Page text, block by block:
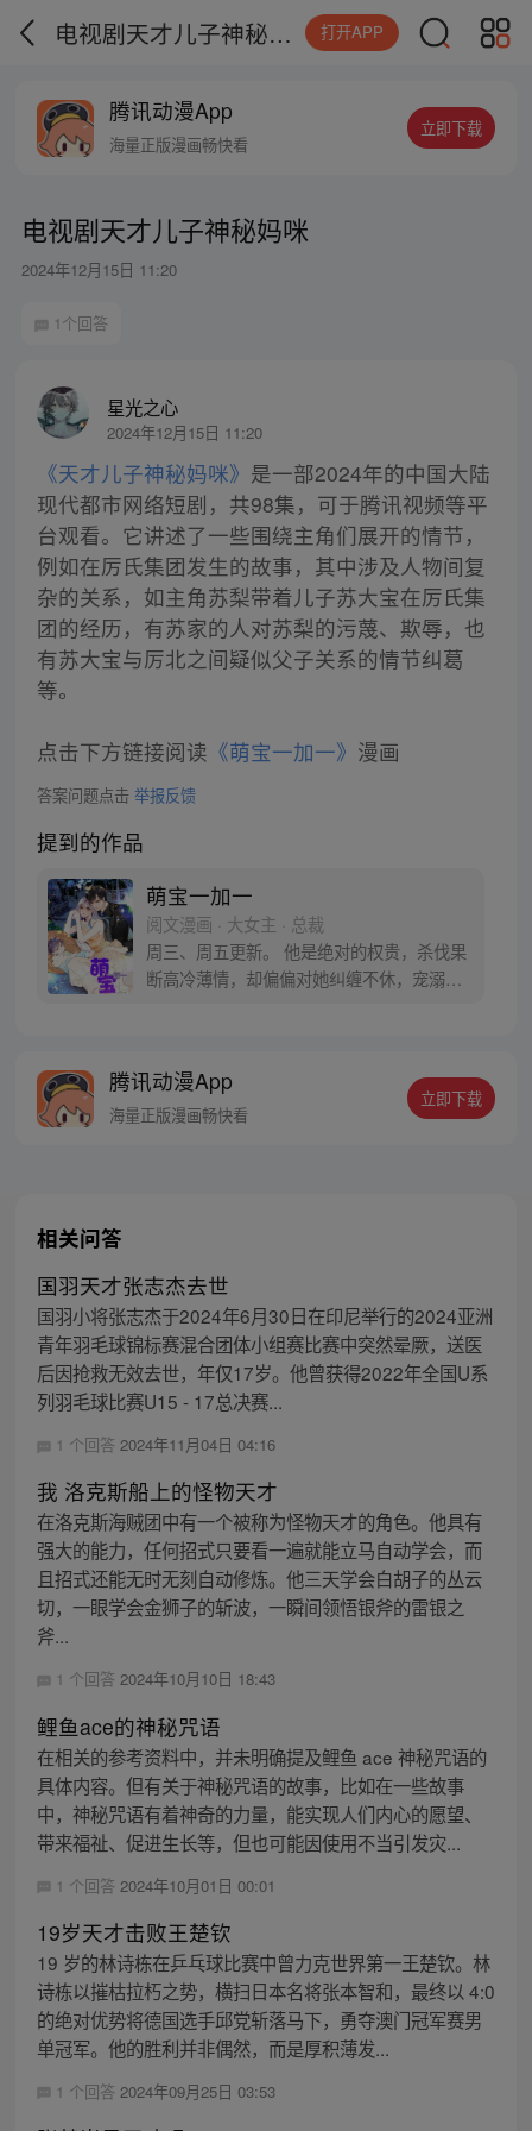
电视剧天才儿子神秘妈咪 打开APP
腾讯动漫App
海量正版漫画畅快看
立即下载
电视剧天才儿子神秘妈咪
2024年12月15日 11:20
1个回答
星光之心
2024年12月15日 11:20
《天才儿子神秘妈咪》 是一部2024年的中国大陆
现代都市网络短剧，共98集，可于腾讯视频等平
台观看。它讲述了一些围绕主角们展开的情节，
例如在厉氏集团发生的故事，其中涉及人物间复
杂的关系，如主角苏梨带着儿子苏大宝在厉氏集
团的经历，有苏家的人对苏梨的污蔑、欺辱，也
有苏大宝与厉北之间疑似父子关系的情节纠葛
等。
点击下方链接阅读 《萌宝一加一》 漫画
答案问题点击 举报反馈
提到的作品
萌宝一加一
阅文漫画 · 大女主 · 总裁
周三、周五更新。 他是绝对的权贵，杀伐果
断高冷薄情，却偏偏对她纠缠不休，宠溺不
先生，你有完没完？” 男人扬唇，笑得深沉
魅惑，“二胎没生，当然没完。”
腾讯动漫App
海量正版漫画畅快看
立即下载
相关问答
国羽天才张志杰去世
国羽小将张志杰于2024年6月30日在印尼举行的2024亚洲
青年羽毛球锦标赛混合团体小组赛比赛中突然晕厥，送医
后因抢救无效去世，年仅17岁。他曾获得2022年全国U系
列羽毛球比赛U15 - 17总决赛...
1 个回答 2024年11月04日 04:16
我 洛克斯船上的怪物天才
在洛克斯海贼团中有一个被称为怪物天才的角色。他具有
强大的能力，任何招式只要看一遍就能立马自动学会，而
且招式还能无时无刻自动修炼。他三天学会白胡子的丛云
切，一眼学会金狮子的斩波，一瞬间领悟银斧的雷银之
斧...
1 个回答 2024年10月10日 18:43
鲤鱼ace的神秘咒语
在相关的参考资料中，并未明确提及鲤鱼 ace 神秘咒语的
具体内容。但有关于神秘咒语的故事，比如在一些故事
中，神秘咒语有着神奇的力量，能实现人们内心的愿望、
带来福祉、促进生长等，但也可能因使用不当引发灾...
1 个回答 2024年10月01日 00:01
19岁天才击败王楚钦
19 岁的林诗栋在乒乓球比赛中曾力克世界第一王楚钦。林
诗栋以摧枯拉朽之势，横扫日本名将张本智和，最终以 4:0
的绝对优势将德国选手邱党斩落马下，勇夺澳门冠军赛男
单冠军。他的胜利并非偶然，而是厚积薄发...
1 个回答 2024年09月25日 03:53